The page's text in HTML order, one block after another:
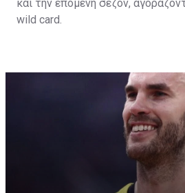
και την επόμενη σεζόν,
wild card.
την συμμετοχή της και την νέα
Η παρουσία της Παρτιζάν, ως
Λίγκας ήταν δεδομένη, με τον
σύμφωνα με το δημοσίευμα, να
διοργάνωση 500.000 ευρώ και να
συμμετοχή της και την επόμενη
Το μόνο που μένει είναι να
κάτι που θα γίνει το επόμενο